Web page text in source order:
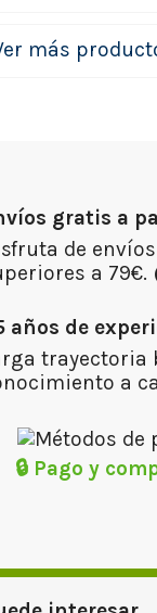
más
gratis a
de
a 79€.
años de
trayectoria
a
🔒 Pago y